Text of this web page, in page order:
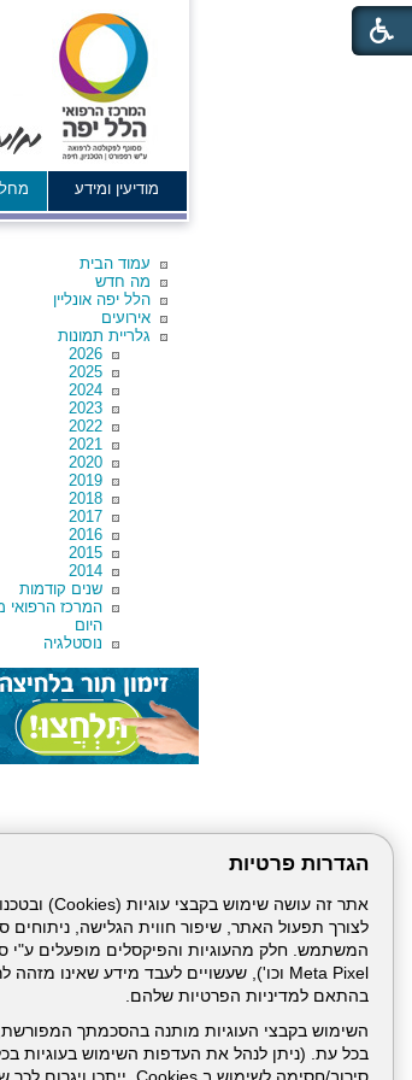
הגדרות פרטיות
לצורך תפעול האתר, שיפור חווית הגלישה,
בהתאם למדיניות הפרטיות שלהם.
השימוש בקבצי העוגיות מותנה בהסכמתך
בכל עת. (ניתן לנהל את העדפות השימוש בעוגיות
מודיעין ומידע
עמוד הבית
מה חדש
הלל יפה אונליין
אירועים
גלריית תמונות
2026
2025
2024
2023
2022
2021
2020
2019
2018
2017
2016
2015
2014
שנים קודמות
המרכז הרפואי
היום
נוסטלגיה